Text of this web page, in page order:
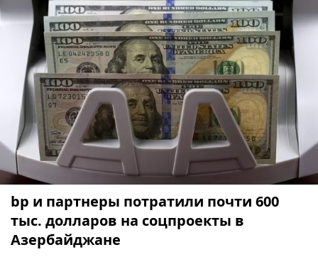
bp и партнеры потратили почти 600
тыс. долларов на соцпроекты в
Азербайджане